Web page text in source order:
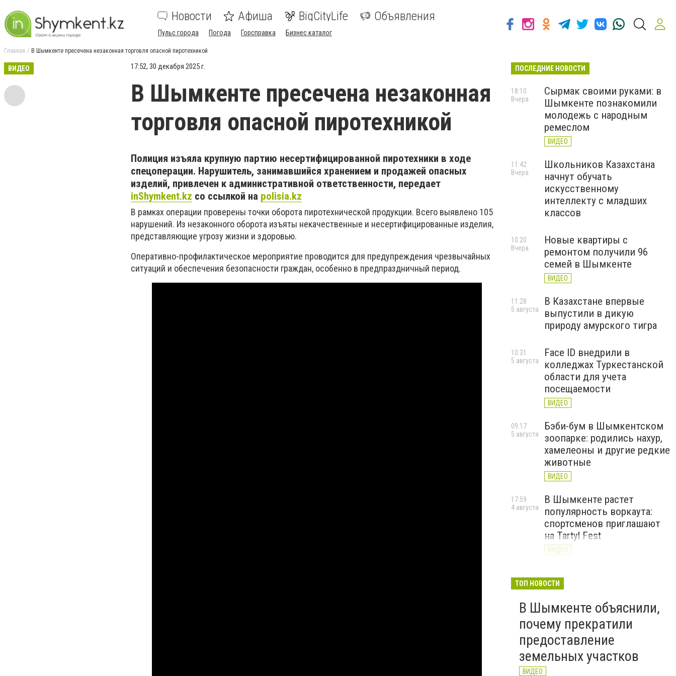
Новости Афиша BigCityLife Объявления
Пульс города Погода Горсправка Бизнес каталог
Главная В Шымкенте пресечена незаконная торговля опасной пиротехникой
ВИДЕО 17:52, 30 декабря 2025 г.
В Шымкенте пресечена незаконная
торговля опасной пиротехникой
Полиция изъяла крупную партию несертифицированной пиротехники в ходе
спецоперации. Нарушитель, занимавшийся хранением и продажей опасных
изделий, привлечен к административной ответственности, передает
inShymkent.kz со ссылкой на polisia.kz
В рамках операции проверены точки оборота пиротехнической продукции. Всего выявлено 105
нарушений. Из незаконного оборота изъяты некачественные и несертифицированные изделия,
представляющие угрозу жизни и здоровью.
Оперативно-профилактическое мероприятие проводится для предупреждения чрезвычайных
ситуаций и обеспечения безопасности граждан, особенно в предпраздничный период.
ПОСЛЕДНИЕ НОВОСТИ
Сырмак своими руками: в
Шымкенте познакомили
молодежь с народным
ремеслом
ВИДЕО
18:10
Вчера
Школьников Казахстана
начнут обучать
искусственному
интеллекту с младших
классов
11:42
Вчера
Новые квартиры с
ремонтом получили 96
семей в Шымкенте
ВИДЕО
10:20
Вчера
В Казахстане впервые
выпустили в дикую
природу амурского тигра
11:28
5 августа
Face ID внедрили в
колледжах Туркестанской
области для учета
посещаемости
ВИДЕО
10:31
5 августа
Бэби-бум в Шымкентском
зоопарке: родились нахур,
хамелеоны и другие редкие
животные
ВИДЕО
09:17
5 августа
В Шымкенте растет
популярность воркаута:
спортсменов приглашают
на Tartyl Fest
ВИДЕО
17:59
4 августа
начала подготовку к
2026–2027
ВИДЕО
4 августа
ТОП НОВОСТИ
В Шымкенте объяснили,
почему прекратили
предоставление
земельных участков
ВИДЕО